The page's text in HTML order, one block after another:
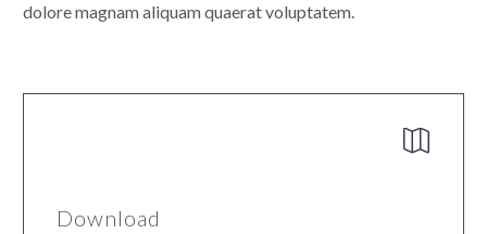
dolore magnam aliquam quaerat voluptatem.


Download